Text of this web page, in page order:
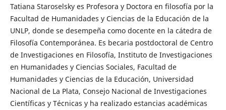
Tatiana Staroselsky es Profesora y Doctora en filosofía por la
Facultad de Humanidades y Ciencias de la Educación de la
UNLP, donde se desempeña como docente en la cátedra de
Filosofía Contemporánea. Es becaria postdoctoral de Centro
de Investigaciones en Filosofía, Instituto de Investigaciones
en Humanidades y Ciencias Sociales, Facultad de
Humanidades y Ciencias de la Educación, Universidad
Nacional de La Plata, Consejo Nacional de Investigaciones
Científicas y Técnicas y ha realizado estancias académicas